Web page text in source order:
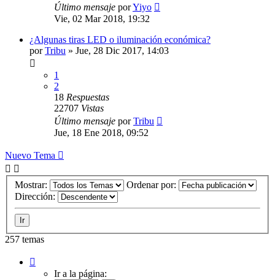
Último mensaje porYiyo
Vie, 02 Mar 2018, 19:32
¿Algunas tiras LED o iluminación económica?
porTribu » Jue, 28 Dic 2017, 14:03
1
2
18 Respuestas
22707 Vistas
Último mensaje porTribu
Jue, 18 Ene 2018, 09:52
Nuevo Tema
Mostrar:
Ordenar por:
Dirección:
257 temas
Ir a la página: